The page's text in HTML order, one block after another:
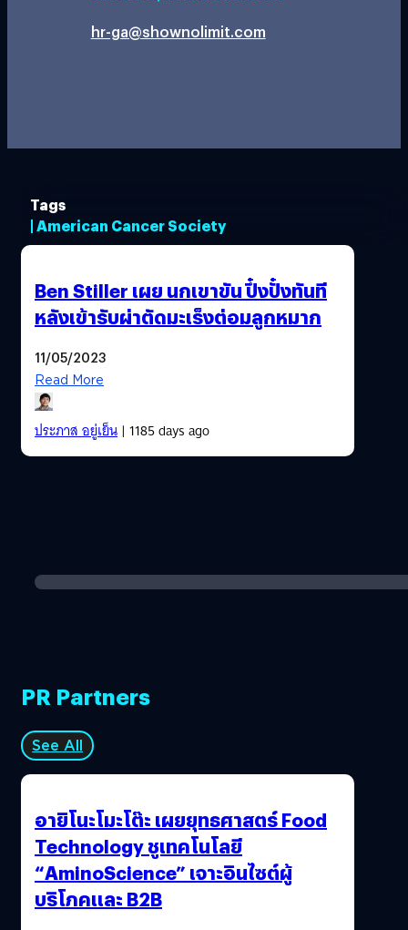
hr-ga@shownolimit.com
Tags
| American Cancer Society
Ben Stiller เผย นกเขาขัน ปึ๋งปั๋งทันที
หลังเข้ารับผ่าตัดมะเร็งต่อมลูกหมาก
11/05/2023
Read More
ประภาส อยู่เย็น| 1185 days ago
PR Partners
See All
อายิโนะโมะโต๊ะ เผยยุทธศาสตร์ Food
Technology ชูเทคโนโลยี
“AminoScience” เจาะอินไซต์ผู้
บริโภคและ B2B